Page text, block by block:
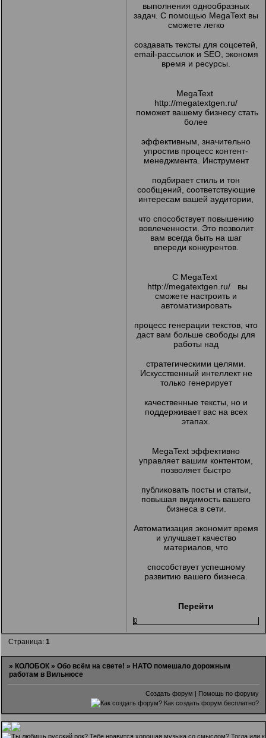
выполнения однообразных
задач. С помощью MegaText вы
сможете легко
создавать тексты для соцсетей,
email-рассылок и SEO, экономя
время и ресурсы.
MegaText
http://megatextgen.ru/
поможет вашему бизнесу стать
более
эффективным, значительно
упростив процесс контент-
менеджмента. Инструмент
подбирает стиль и тон
сообщений, соответствующие
интересам вашей аудитории,
что способствует повышению
вовлеченности. Это позволит
вам всегда быть на шаг
впереди конкурентов.
С MegaText
http://megatextgen.ru/вы
сможете настроить и
автоматизировать
процесс генерации текстов, что
даст вам больше свободы для
работы над
стратегическими целями.
Искусственный интеллект не
только генерирует
качественные тексты, но и
поддерживает вас на всех
этапах.
MegaText эффективно
управляет вашим контентом,
позволяет быстро
публиковать посты и статьи,
повышая видимость вашего
бизнеса в сети.
Автоматизация экономит время
и улучшает качество
материалов, что
способствует успешному
развитию вашего бизнеса.
Перейти
0
Страница:1
» КОЛОБОК »Обо всём на свете! » НАТО помешало дорожным
работам в Вильнюсе
Создать форум | Помощь по форуму